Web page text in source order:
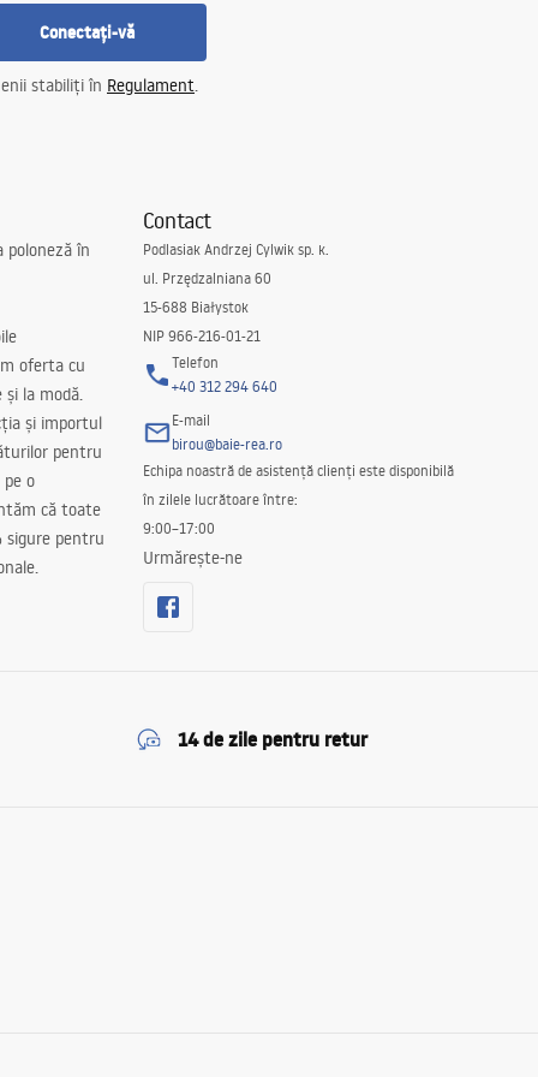
Conectați-vă
stabiliți în Regulament.
poloneză în
oferta cu
la modă.
și importul
pentru
pe o
că toate
sigure pentru
Contact
Podlasiak Andrzej Cylwik sp. k.
ul. Przędzalniana 60
15-688 Białystok
NIP 966-216-01-21
Telefon
+40 312 294 640
E-mail
birou@baie-rea.ro
Echipa noastră de asistență clienți este disponibilă
în zilele lucrătoare între:
9:00–17:00
Urmărește-ne
14 de zile pentru retur